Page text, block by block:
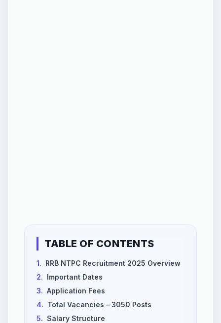
TABLE OF CONTENTS
1. RRB NTPC Recruitment 2025 Overview
2. Important Dates
3. Application Fees
4. Total Vacancies – 3050 Posts
5. Salary Structure